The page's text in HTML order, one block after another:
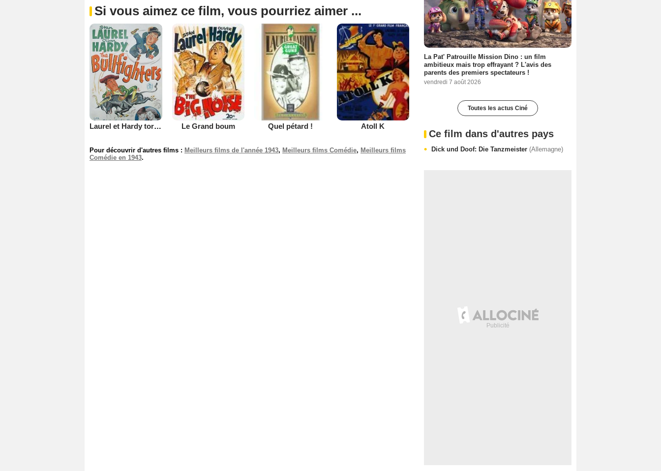
Si vous aimez ce film, vous pourriez aimer ...
Laurel et Hardy toréadors Le Grand boum Quel pétard ! Atoll K
Pour découvrir d'autres films : Meilleurs films de l'année 1943, Meilleurs films Comédie, Meilleurs films
Comédie en 1943.
La Pat' Patrouille Mission Dino : un film
ambitieux mais trop effrayant ? L'avis des
parents des premiers spectateurs !
vendredi 7 août 2026
Toutes les actus Ciné
Ce film dans d'autres pays
Dick und Doof: Die Tanzmeister (Allemagne)